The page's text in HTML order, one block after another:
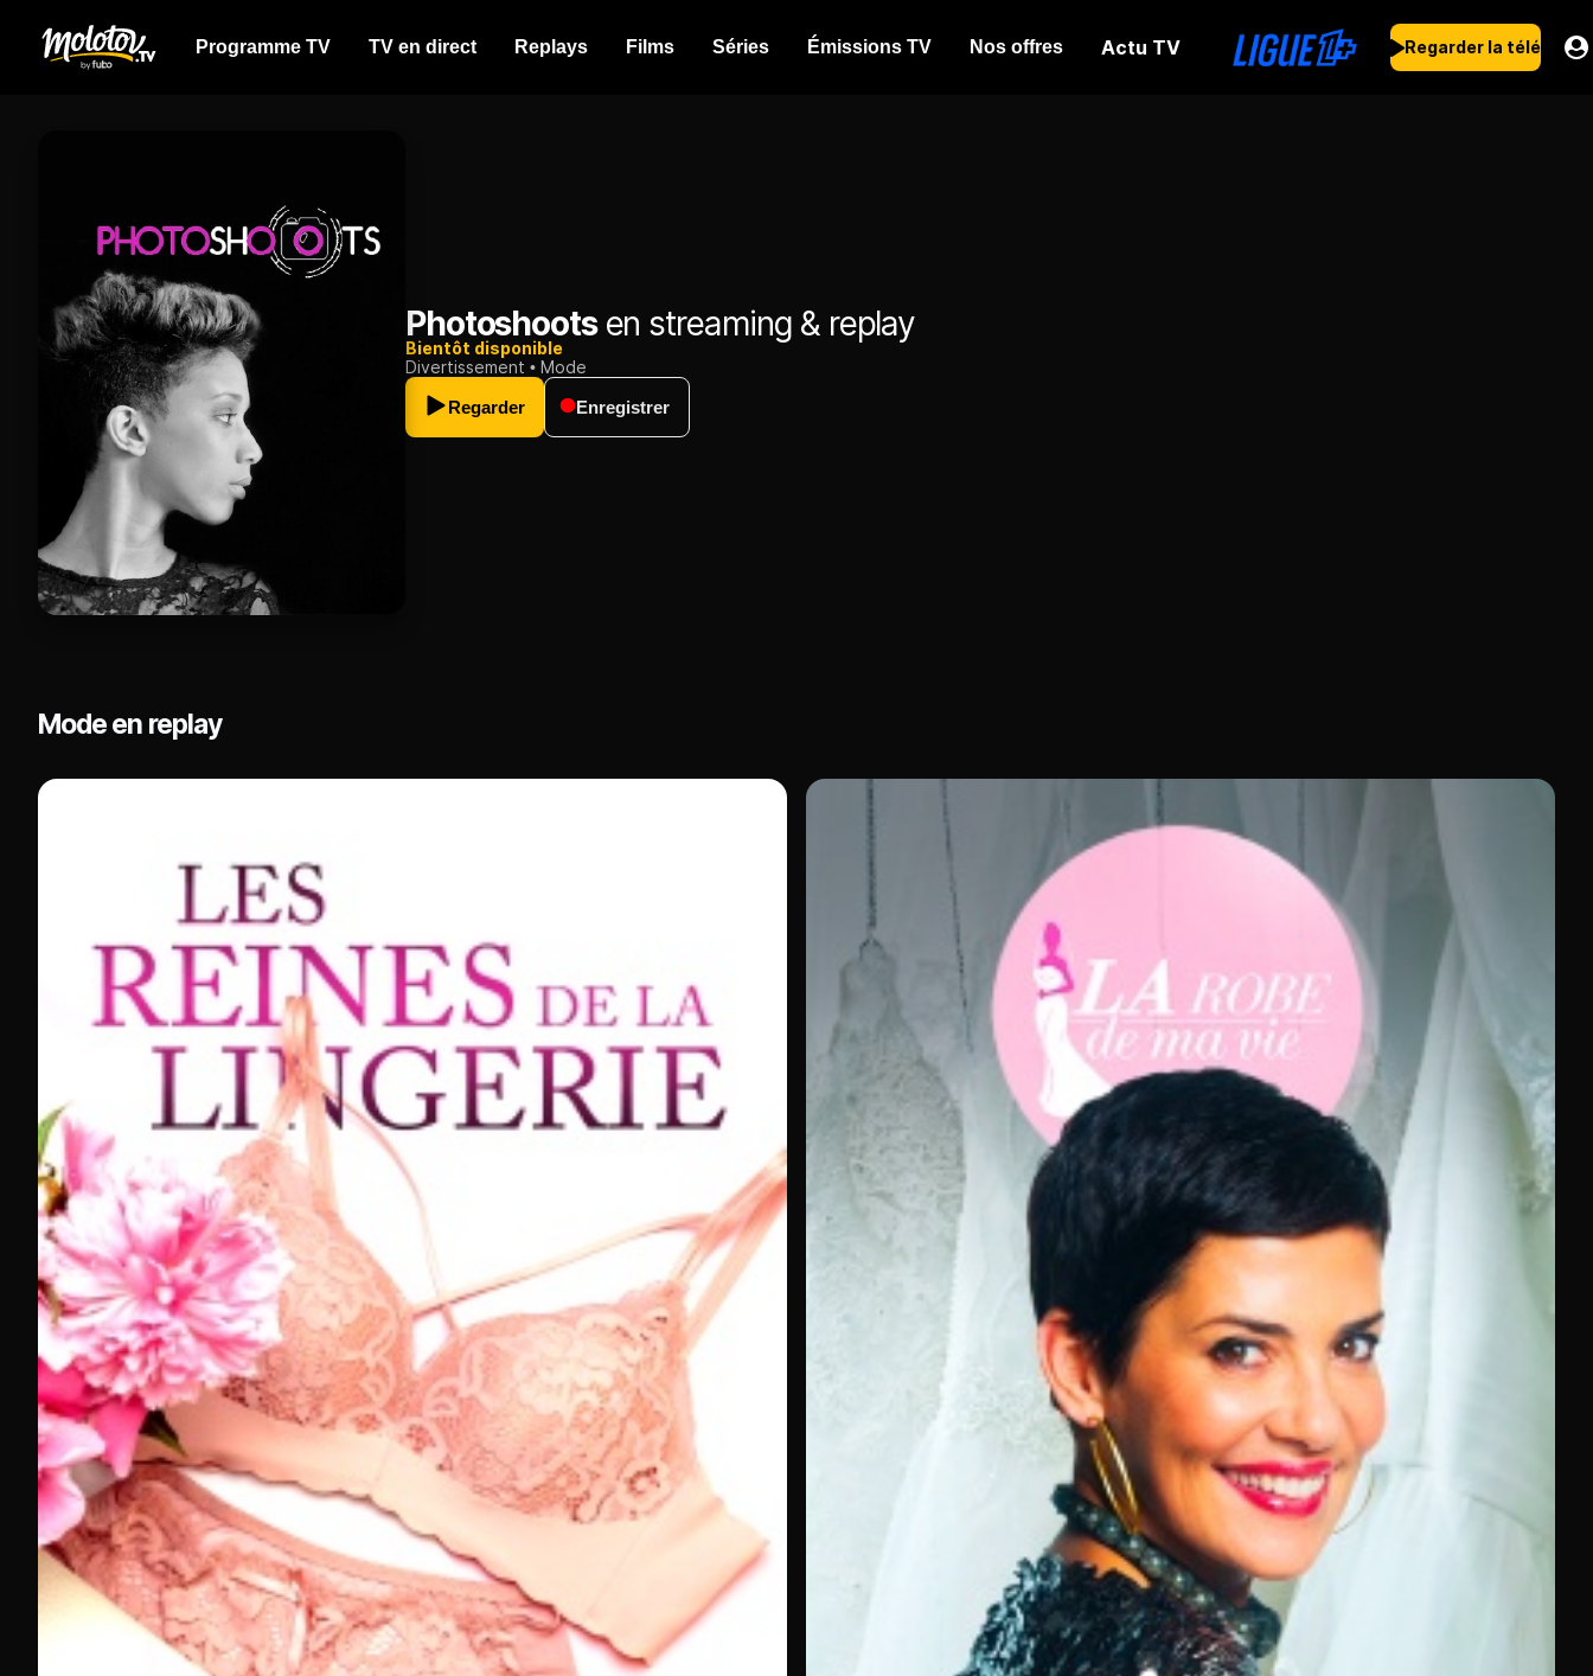
Programme TV TV en direct Replays Films Séries Émissions TV Nos offres Actu TV Regarder la télé
Photoshootsen streaming & replay
Bientôt disponible
Divertissement
Mode
Regarder
Enregistrer
Mode en replay